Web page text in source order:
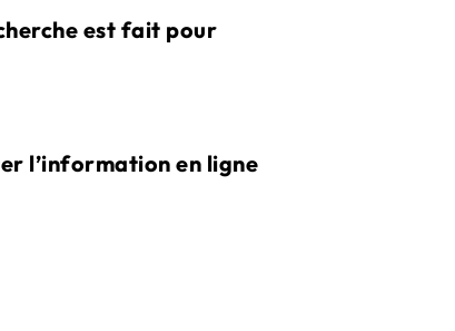
est fait pour
l’information en ligne